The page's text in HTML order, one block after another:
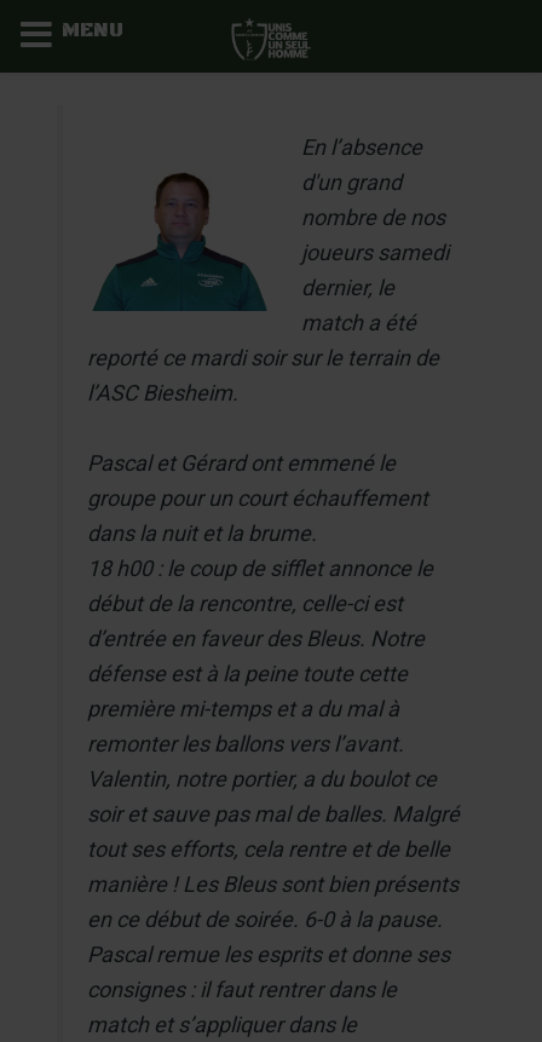
En l’absence
d'un grand
nombre de nos
joueurs samedi
dernier, le
match a été
reporté ce mardi soir sur le terrain de
l’ASC Biesheim.
Pascal et Gérard ont emmené le
groupe pour un court échauffement
dans la nuit et la brume.
18 h00 : le coup de sifflet annonce le
début de la rencontre, celle-ci est
d’entrée en faveur des Bleus. Notre
défense est à la peine toute cette
première mi-temps et a du mal à
remonter les ballons vers l’avant.
Valentin, notre portier, a du boulot ce
soir et sauve pas mal de balles. Malgré
tout ses efforts, cela rentre et de belle
manière ! Les Bleus sont bien présents
en ce début de soirée. 6-0 à la pause.
Pascal remue les esprits et donne ses
consignes : il faut rentrer dans le
match et s’appliquer dans le
MENU